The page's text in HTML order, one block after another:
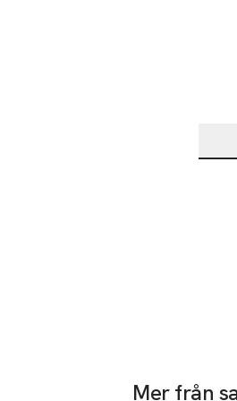
Mer från